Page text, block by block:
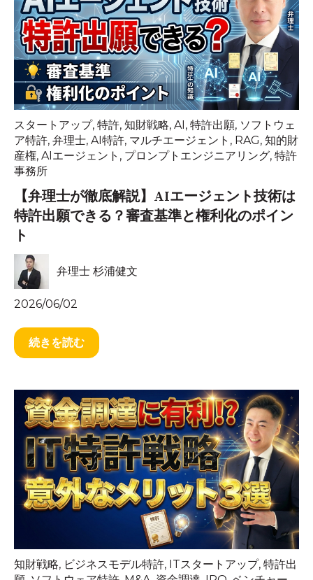
スタートアップ, 特許, 知財戦略, AI , 特許出願, ソフトウェ
ア特許, 弁理士, AI特許, マルチエージェント , RAG, 知的財
産権, AIエージェント , プロンプトエンジニアリング, 特許
事務所
【弁理士が徹底解説】AIエージェント技術は
特許出願できる？審査基準と権利化のポイン
ト
弁理士 杉浦健文
2026/06/02
続きを読む
知財戦略, ビジネスモデル特許, ITスタートアップ, 特許出